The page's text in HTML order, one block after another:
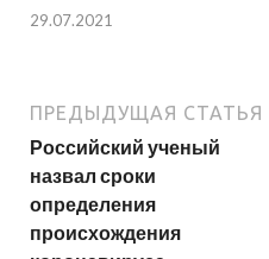
29.07.2021
ПРЕДЫДУЩАЯ СТАТЬЯ
Российский ученый
назвал сроки
определения
происхождения